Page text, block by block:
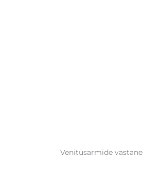
Venitusarmide